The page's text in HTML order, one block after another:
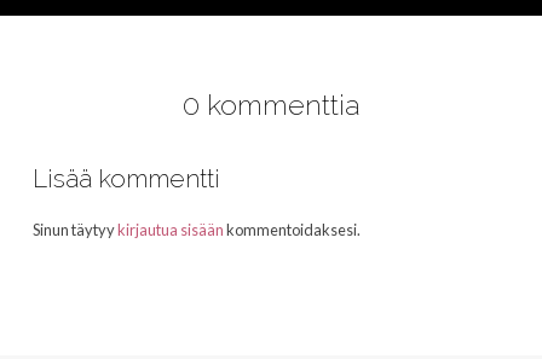
0 kommenttia
Lisää kommentti
Sinun täytyykirjautua sisäänkommentoidaksesi.